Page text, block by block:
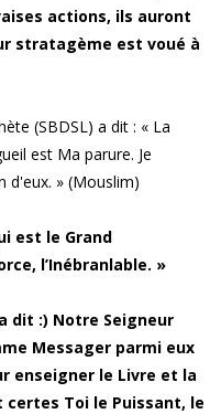
actions, ils auront
stratagème est voué à
(SBDSL) a dit : « La
est Ma parure. Je
d'eux. » (Mouslim)
est le Grand
l’Inébranlable. »
dit :) Notre Seigneur
Messager parmi eux
enseigner le Livre et la
Toi le Puissant, le